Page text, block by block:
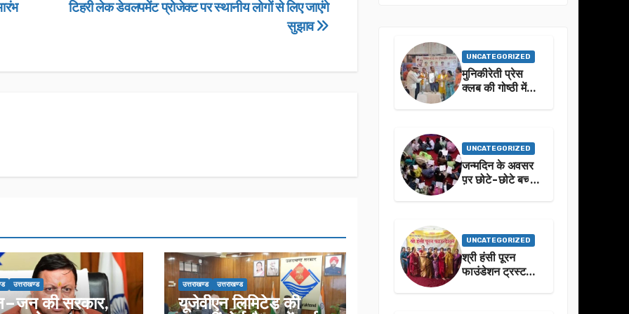
टिहरी लेक डेवलपमेंट प्रोजेक्ट पर स्थानीय लोगों से लिए जाएंगे
सुझाव
उत्तराखण्ड
की सरकार,
उत्तराखण्ड उत्तराखण्ड
यूजेवीएन लिमिटेड की
UNCATEGORIZED
मुनिकीरेती प्रेस
क्लब की गोष्ठी में
UNCATEGORIZED
जन्मदिन के अवसर
प़र छोटे-छोटे बच्चो
UNCATEGORIZED
श्री हंसी पूरन
फाउंडेशन ट्रस्ट